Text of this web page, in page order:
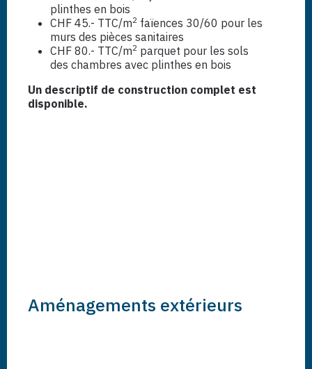
plinthes en bois
CHF 45.- TTC/m2 faïences 30/60 pour les
murs des pièces sanitaires
CHF 80.- TTC/m2 parquet pour les sols
des chambres avec plinthes en bois
Un descriptif de construction complet est
disponible.
Aménagements extérieurs